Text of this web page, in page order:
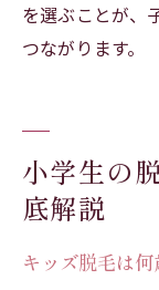
を選ぶことが、
つながります。
小学生の
底解説
キッズ脱毛は